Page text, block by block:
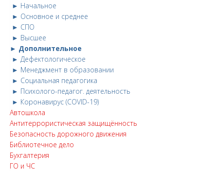
► Начальное
► Основное и среднее
► СПО
► Высшее
► Дополнительное
► Дефектологическое
► Менеджмент в образовании
► Социальная педагогика
► Психолого-педагог. деятельность
► Коронавирус (COVID-19)
Автошкола
Антитеррористическая защищённость
Безопасность дорожного движения
Библиотечное дело
Бухгалтерия
ГО и ЧС